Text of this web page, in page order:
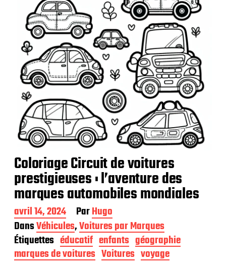
Coloriage Circuit de voitures
prestigieuses : l’aventure des
marques automobiles mondiales
D
a
t
e
d
e
avril 14, 2024 ParHugo
DansVéhicules,Voitures par Marques
Étiquettes éducatif enfants géographie
marques de voitures Voitures voyage